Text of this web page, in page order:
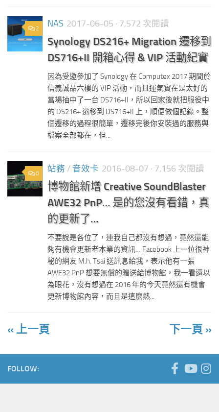
2 NAS 2017-06-05 · 7,572 次閱讀
Synology DS216+ Migration 遷移到
DS716+II 開箱心得 & VIP 活動紀實
因為受邀參加了 Synology 在 Computex 2017 期間於
信義誠品六樓的 VIP 活動，而且運氣實在是太好的
當場抽中了一台 DS716+II，所以回家後就把服役中
的 DS216+ 遷移到 DS716+II 上，順便做個記錄。整
個遷移的過程很簡單，遷移完後你安裝過的服務與
檔案全部都在，但...
0 站務 / 音效卡 2016-08-07 · 7,156 次閱讀
博物館新增 Creative SoundBlaster
AWE32 PnP… 是的您沒有看錯，真
的更新了…
不要說是各位了，連我自己都沒有想過，竟然還能
夠有機會更新老本業的資訊… Facebook 上一位很神
秘的網友 M.h. Tsai 送訊息給我，表示他有一張
AWE32 PnP 想要無償的贈送給博物館，我一看還以
為眼花，沒有想過在 2016 年的今天竟然還有機會
更新博物館內容，而且是這麼熱...
« 上一頁 下一頁 »
FOLLOW: